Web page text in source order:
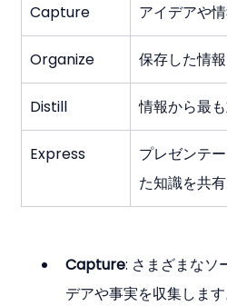
Capture アイデアや
Organize 保存した情
Distill 情報から最
Express
プレゼンテ
た知識を共有
Capture: さまざまなソ
デアや事実を収集しま